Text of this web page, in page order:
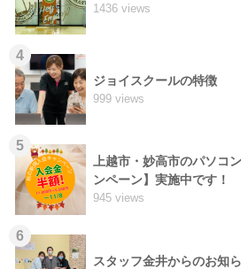
1436 views
4
ジョイスクールの特徴
999 views
5
上越市・妙高市のパソコ
ンペーン】実施中です！
945 views
6
スタッフ金井からのお知